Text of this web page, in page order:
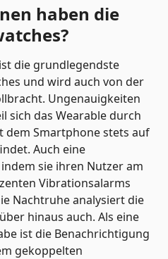
haben die
die grundlegendste
und wird auch von der
Ungenauigkeiten
sich das Wearable durch
dem Smartphone stets auf
Auch eine
sie ihren Nutzer am
Vibrationsalarms
Nachtruhe analysiert die
hinaus auch. Als eine
ist die Benachrichtigung
gekoppelten